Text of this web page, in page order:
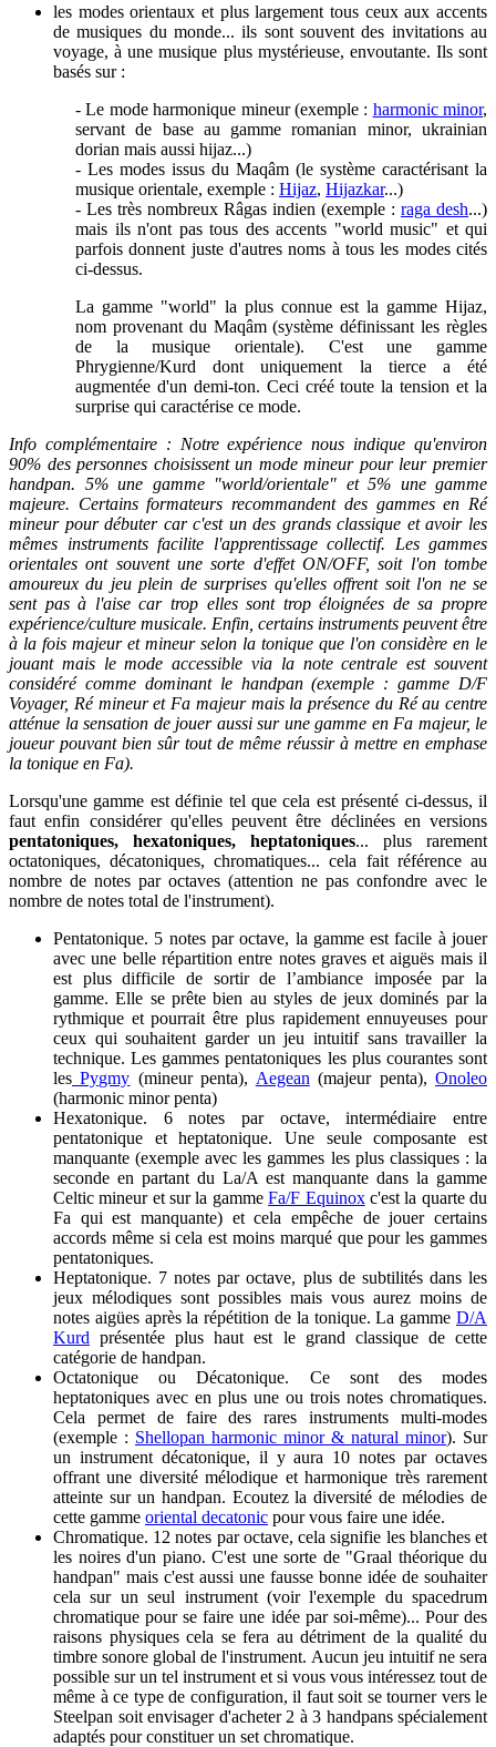
les modes orientaux et plus largement tous ceux aux accents
de musiques du monde... ils sont souvent des invitations au
voyage, à une musique plus mystérieuse, envoutante. Ils sont
basés sur :
- Le mode harmonique mineur (exemple : harmonic minor,
servant de base au gamme romanian minor, ukrainian
dorian mais aussi hijaz...)
- Les modes issus du Maqâm (le système caractérisant la
musique orientale, exemple : Hijaz, Hijazkar...)
- Les très nombreux Râgas indien (exemple : raga desh...)
mais ils n'ont pas tous des accents "world music" et qui
parfois donnent juste d'autres noms à tous les modes cités
ci-dessus.
La gamme "world" la plus connue est la gamme Hijaz,
nom provenant du Maqâm (système définissant les règles
de la musique orientale). C'est une gamme
Phrygienne/Kurd dont uniquement la tierce a été
augmentée d'un demi-ton. Ceci créé toute la tension et la
surprise qui caractérise ce mode.
Info complémentaire : Notre expérience nous indique qu'environ
90% des personnes choisissent un mode mineur pour leur premier
handpan. 5% une gamme "world/orientale" et 5% une gamme
majeure. Certains formateurs recommandent des gammes en Ré
mineur pour débuter car c'est un des grands classique et avoir les
mêmes instruments facilite l'apprentissage collectif. Les gammes
orientales ont souvent une sorte d'effet ON/OFF, soit l'on tombe
amoureux du jeu plein de surprises qu'elles offrent soit l'on ne se
sent pas à l'aise car trop elles sont trop éloignées de sa propre
expérience/culture musicale. Enfin, certains instruments peuvent être
à la fois majeur et mineur selon la tonique que l'on considère en le
jouant mais le mode accessible via la note centrale est souvent
considéré comme dominant le handpan (exemple : gamme D/F
Voyager, Ré mineur et Fa majeur mais la présence du Ré au centre
atténue la sensation de jouer aussi sur une gamme en Fa majeur, le
joueur pouvant bien sûr tout de même réussir à mettre en emphase
la tonique en Fa).
Lorsqu'une gamme est définie tel que cela est présenté ci-dessus, il
faut enfin considérer qu'elles peuvent être déclinées en versions
pentatoniques, hexatoniques, heptatoniques... plus rarement
octatoniques, décatoniques, chromatiques... cela fait référence au
nombre de notes par octaves (attention ne pas confondre avec le
nombre de notes total de l'instrument).
Pentatonique. 5 notes par octave, la gamme est facile à jouer
avec une belle répartition entre notes graves et aiguës mais il
est plus difficile de sortir de l’ambiance imposée par la
gamme. Elle se prête bien au styles de jeux dominés par la
rythmique et pourrait être plus rapidement ennuyeuses pour
ceux qui souhaitent garder un jeu intuitif sans travailler la
technique. Les gammes pentatoniques les plus courantes sont
les Pygmy (mineur penta), Aegean (majeur penta),Onoleo
(harmonic minor penta)
Hexatonique. 6 notes par octave, intermédiaire entre
pentatonique et heptatonique. Une seule composante est
manquante (exemple avec les gammes les plus classiques : la
seconde en partant du La/A est manquante dans la gamme
Celtic mineur et sur la gammeFa/F Equinoxc'est la quarte du
Fa qui est manquante) et cela empêche de jouer certains
accords même si cela est moins marqué que pour les gammes
pentatoniques.
Heptatonique. 7 notes par octave, plus de subtilités dans les
jeux mélodiques sont possibles mais vous aurez moins de
notes aigües après la répétition de la tonique. La gamme D/A
Kurd présentée plus haut est le grand classique de cette
catégorie de handpan.
Octatonique ou Décatonique. Ce sont des modes
heptatoniques avec en plus une ou trois notes chromatiques.
Cela permet de faire des rares instruments multi-modes
(exemple : Shellopan harmonic minor & natural minor). Sur
un instrument décatonique, il y aura 10 notes par octaves
offrant une diversité mélodique et harmonique très rarement
atteinte sur un handpan. Ecoutez la diversité de mélodies de
cette gamme oriental decatonic pour vous faire une idée.
Chromatique. 12 notes par octave, cela signifie les blanches et
les noires d'un piano. C'est une sorte de "Graal théorique du
handpan" mais c'est aussi une fausse bonne idée de souhaiter
cela sur un seul instrument (voir l'exemple du spacedrum
chromatique pour se faire une idée par soi-même)... Pour des
raisons physiques cela se fera au détriment de la qualité du
timbre sonore global de l'instrument. Aucun jeu intuitif ne sera
possible sur un tel instrument et si vous vous intéressez tout de
même à ce type de configuration, il faut soit se tourner vers le
Steelpan soit envisager d'acheter 2 à 3 handpans spécialement
adaptés pour constituer un set chromatique.